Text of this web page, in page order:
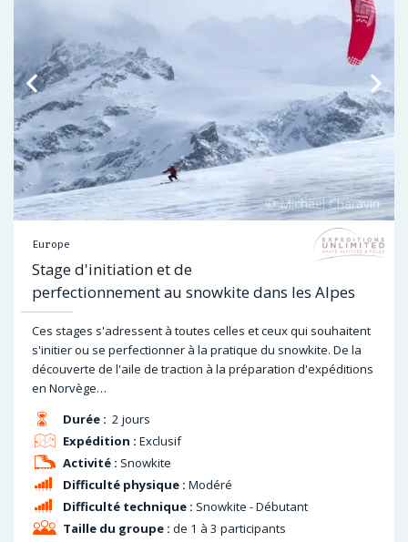
Europe
Stage d'initiation et de
perfectionnement au snowkite dans les Alpes
Ces stages s'adressent à toutes celles et ceux qui souhaitent
s'initier ou se perfectionner à la pratique du snowkite. De la
découverte de l'aile de traction à la préparation d'expéditions
en Norvège…
Durée : 2 jours
Difficulté physique : Modéré
Expédition : Exclusif
Difficulté technique : Snowkite - Débutant
Activité : Snowkite
Taille du groupe : de 1 à 3 participants